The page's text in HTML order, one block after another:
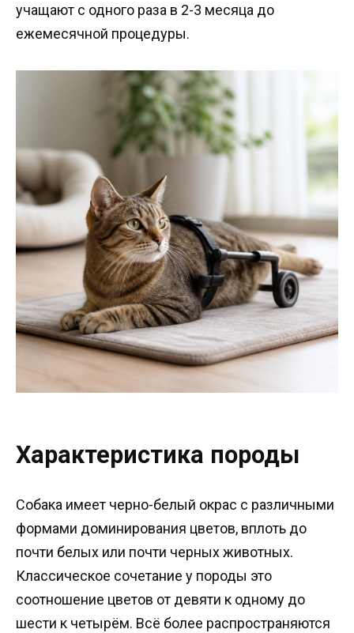
учащают с одного раза в 2-3 месяца до
ежемесячной процедуры.
Характеристика породы
Собака имеет черно-белый окрас с различными
формами доминирования цветов, вплоть до
почти белых или почти черных животных.
Классическое сочетание у породы это
соотношение цветов от девяти к одному до
шести к четырём. Всё более распространяются